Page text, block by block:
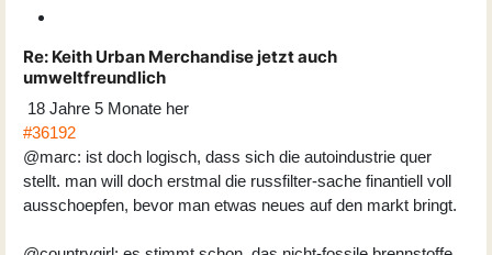
Re: Keith Urban Merchandise jetzt auch
umweltfreundlich
18 Jahre 5 Monate her
#36192
@marc: ist doch logisch, dass sich die autoindustrie quer
stellt. man will doch erstmal die russfilter-sache finantiell voll
ausschoepfen, bevor man etwas neues auf den markt bringt.